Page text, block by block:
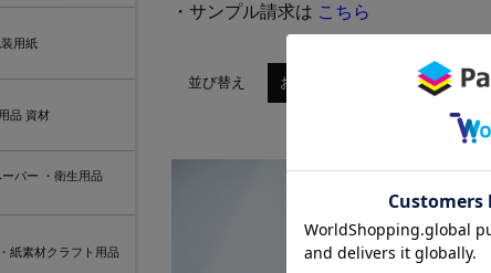
用紙
品 資材
ーパー ・衛生用品
紙素材クラフト用品
・サンプル請求は こちら
並び替え おすすめ順 新着順 価